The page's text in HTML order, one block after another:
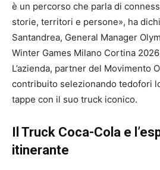
è un percorso che parla di
storie, territori e persone», ha
Santandrea, General Manager
Winter Games Milano Cortina
L’azienda, partner del Movimento
contribuito selezionando tedofori
tappe con il suo truck iconico.
Il Truck Coca-Cola e
itinerante